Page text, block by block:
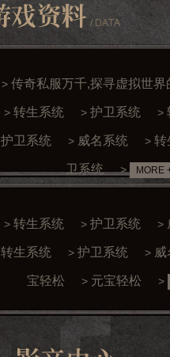
> 传奇私服万千,探寻虚拟世界
> 转生系统 > 护卫系统 >
护卫系统 > 威名系统 > 转
卫系统 > MORE
> 转生系统 > 护卫系统 >
转生系统 > 护卫系统 >
宝轻松 > 元宝轻松 >